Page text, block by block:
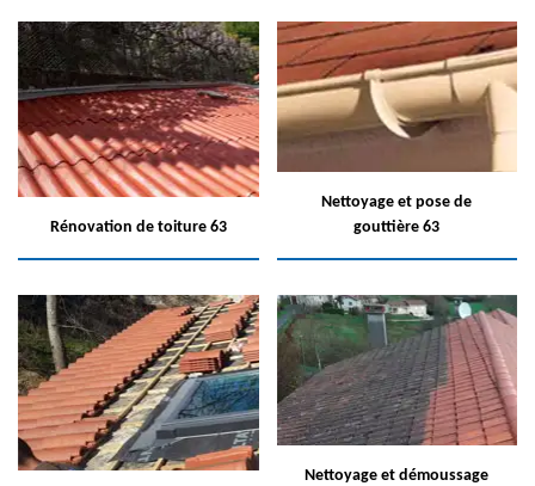
Rénovation de toiture 63
Nettoyage et pose de
gouttière 63
Nettoyage et démoussage